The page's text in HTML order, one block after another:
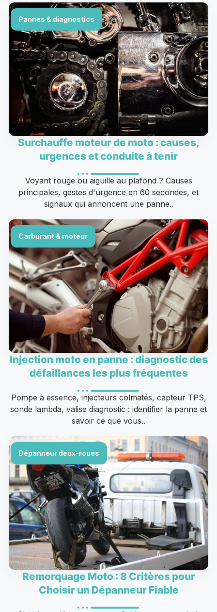
Pannes & diagnostics
Surchauffe moteur de moto : causes,
urgences et conduite à tenir
Voyant rouge ou aiguille au plafond ? Causes
principales, gestes d'urgence en 60 secondes, et
signaux qui annoncent une panne..
Carburant & moteur
Injection moto en panne : diagnostic des
défaillances les plus fréquentes
Pompe à essence, injecteurs colmatés, capteur TPS,
sonde lambda, valise diagnostic : identifier la panne et
savoir ce que vous..
Dépanneur deux-roues
Remorquage Moto : 8 Critères pour
Choisir un Dépanneur Fiable